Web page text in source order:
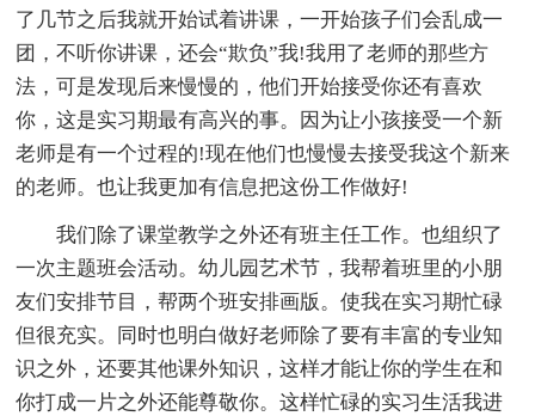
了几节之后我就开始试着讲课，一开始孩子们会乱成一
团，不听你讲课，还会“欺负”我!我用了老师的那些方
法，可是发现后来慢慢的，他们开始接受你还有喜欢
你，这是实习期最有高兴的事。因为让小孩接受一个新
老师是有一个过程的!现在他们也慢慢去接受我这个新来
的老师。也让我更加有信息把这份工作做好!
我们除了课堂教学之外还有班主任工作。也组织了
一次主题班会活动。幼儿园艺术节，我帮着班里的小朋
友们安排节目，帮两个班安排画版。使我在实习期忙碌
但很充实。同时也明白做好老师除了要有丰富的专业知
识之外，还要其他课外知识，这样才能让你的学生在和
你打成一片之外还能尊敬你。这样忙碌的实习生活我进